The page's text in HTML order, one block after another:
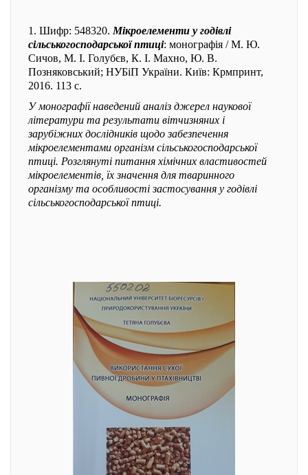
1. Шифр: 548320. Мікроелементи у годівлі
сільськогосподарської птиці: монографія / М. Ю.
Сичов, М. І. Голубєв, К. І. Махно, Ю. В.
Позняковський; НУБіП України. Київ: Крмпринт,
2016. 113 с.
У монографії наведений аналіз джерел наукової
літератури та результати вітчизняних і
зарубіжних дослідників щодо забезпечення
мікроелементами організм сільськогосподарської
птиці. Розглянуті питання хімічних властивостей
мікроелементів, їх значення для тваринного
організму та особливості застосування у годівлі
сільськогосподарської птиці.